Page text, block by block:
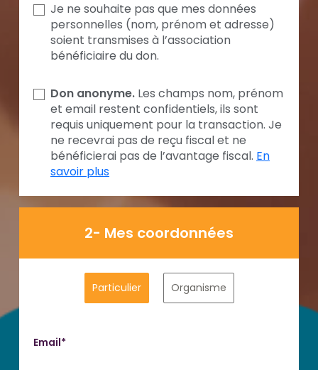
Je ne souhaite pas que mes données
personnelles (nom, prénom et adresse)
soient transmises à l’association
bénéficiaire du don.
Don anonyme. Les champs nom, prénom
et email restent confidentiels, ils sont
requis uniquement pour la transaction. Je
ne recevrai pas de reçu fiscal et ne
bénéficierai pas de l’avantage fiscal. En
savoir plus
2- Mes coordonnées
Particulier Organisme
Email*